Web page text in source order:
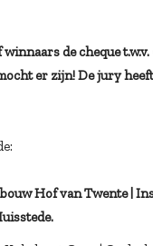
winnaars de cheque
er zijn! De jury
Hof van Twente |